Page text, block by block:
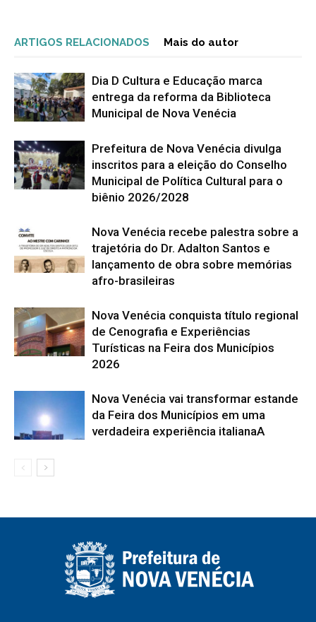
ARTIGOS RELACIONADOS Mais do autor
Dia D Cultura e Educação marca
entrega da reforma da Biblioteca
Municipal de Nova Venécia
Prefeitura de Nova Venécia divulga
inscritos para a eleição do Conselho
Municipal de Política Cultural para o
biênio 2026/2028
Nova Venécia recebe palestra sobre a
trajetória do Dr. Adalton Santos e
lançamento de obra sobre memórias
afro-brasileiras
Nova Venécia conquista título regional
de Cenografia e Experiências
Turísticas na Feira dos Municípios
2026
Nova Venécia vai transformar estande
da Feira dos Municípios em uma
verdadeira experiência italianaA